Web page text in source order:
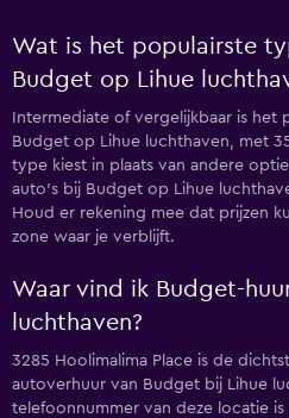
Wat is het populairste
Budget op Lihue
Intermediate of vergelijkbaar is
Budget op Lihue luchthaven, met
type kiest in plaats van andere
auto's bij Budget op Lihue
Houd er rekening mee dat prijzen
zone waar je verblijft.
Waar vind ik Budget-
luchthaven?
3285 Hoolimalima Place is de
autoverhuur van Budget bij Lihue
telefoonnummer van deze locatie is